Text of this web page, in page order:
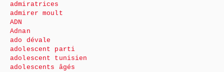
admiratrices
admirer moult
ADN
Adnan
ado dévale
adolescent parti
adolescent tunisien
adolescents âgés